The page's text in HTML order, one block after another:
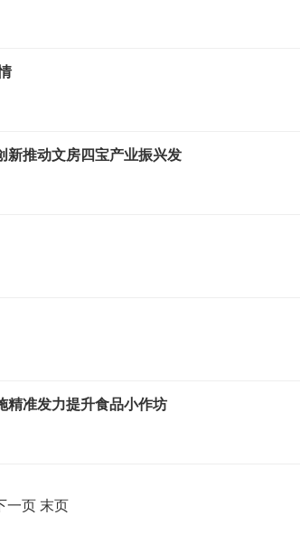
新推动文房四宝产业振兴发
精准发力提升食品小作坊
一页 末页